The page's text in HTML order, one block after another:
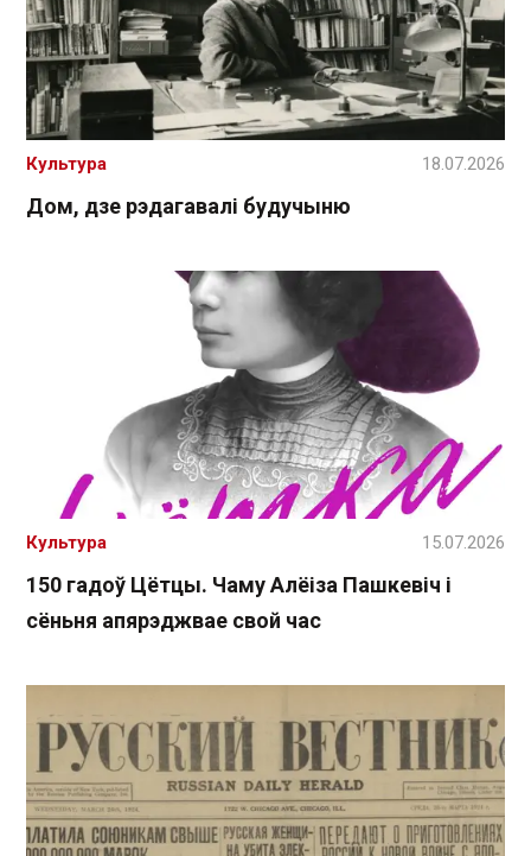
Дом, дзе рэдагавалі будучыню
Культура 18.07.2026
150 гадоў Цётцы. Чаму Алёіза Пашкевіч і
сёньня апярэджвае свой час
Культура 15.07.2026